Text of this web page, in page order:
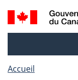
Recherche
et
Accueil